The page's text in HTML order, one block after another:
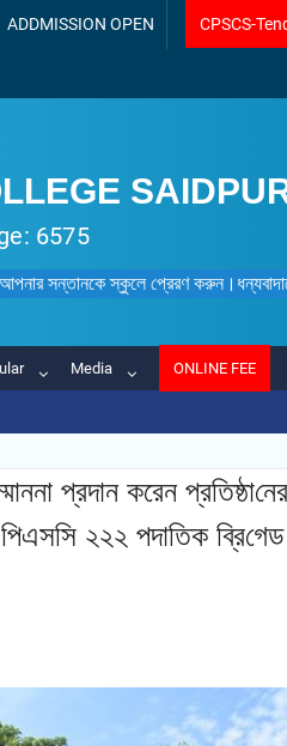
ADDMISSION OPEN CPSCS-
6575
আপনার সন্তানকে স্কুলে প্রেরণ
Media ONLINE FEE
প্রদান করেন
২২২ পদা‌তিক